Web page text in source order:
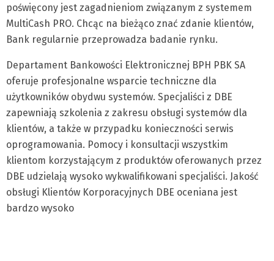
poświęcony jest zagadnieniom związanym z systemem
MultiCash PRO. Chcąc na bieżąco znać zdanie klientów,
Bank regularnie przeprowadza badanie rynku.
Departament Bankowości Elektronicznej BPH PBK SA
oferuje profesjonalne wsparcie techniczne dla
użytkowników obydwu systemów. Specjaliści z DBE
zapewniają szkolenia z zakresu obsługi systemów dla
klientów, a także w przypadku konieczności serwis
oprogramowania. Pomocy i konsultacji wszystkim
klientom korzystającym z produktów oferowanych przez
DBE udzielają wysoko wykwalifikowani specjaliści. Jakość
obsługi Klientów Korporacyjnych DBE oceniana jest
bardzo wysoko